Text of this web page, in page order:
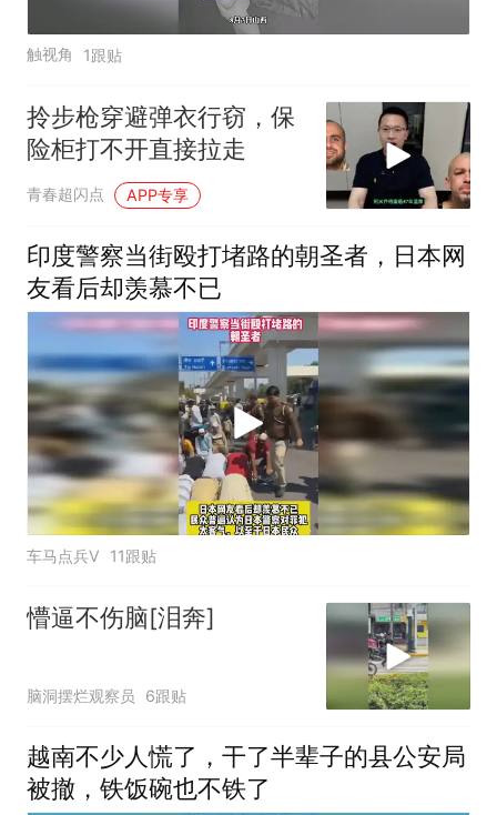
触视角 1跟贴
拎步枪穿避弹衣行窃，保
险柜打不开直接拉走
青春超闪点 APP专享
印度警察当街殴打堵路的朝圣者，日本网
友看后却羡慕不已
车马点兵V 11跟贴
懵逼不伤脑[泪奔]
脑洞摆烂观察员 6跟贴
越南不少人慌了，干了半辈子的县公安局
被撤，铁饭碗也不铁了